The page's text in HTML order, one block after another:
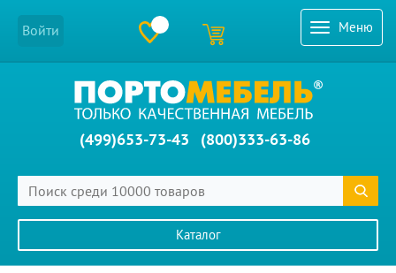
Меню
Войти
(499)653-73-43 (800)333-63-86
Каталог